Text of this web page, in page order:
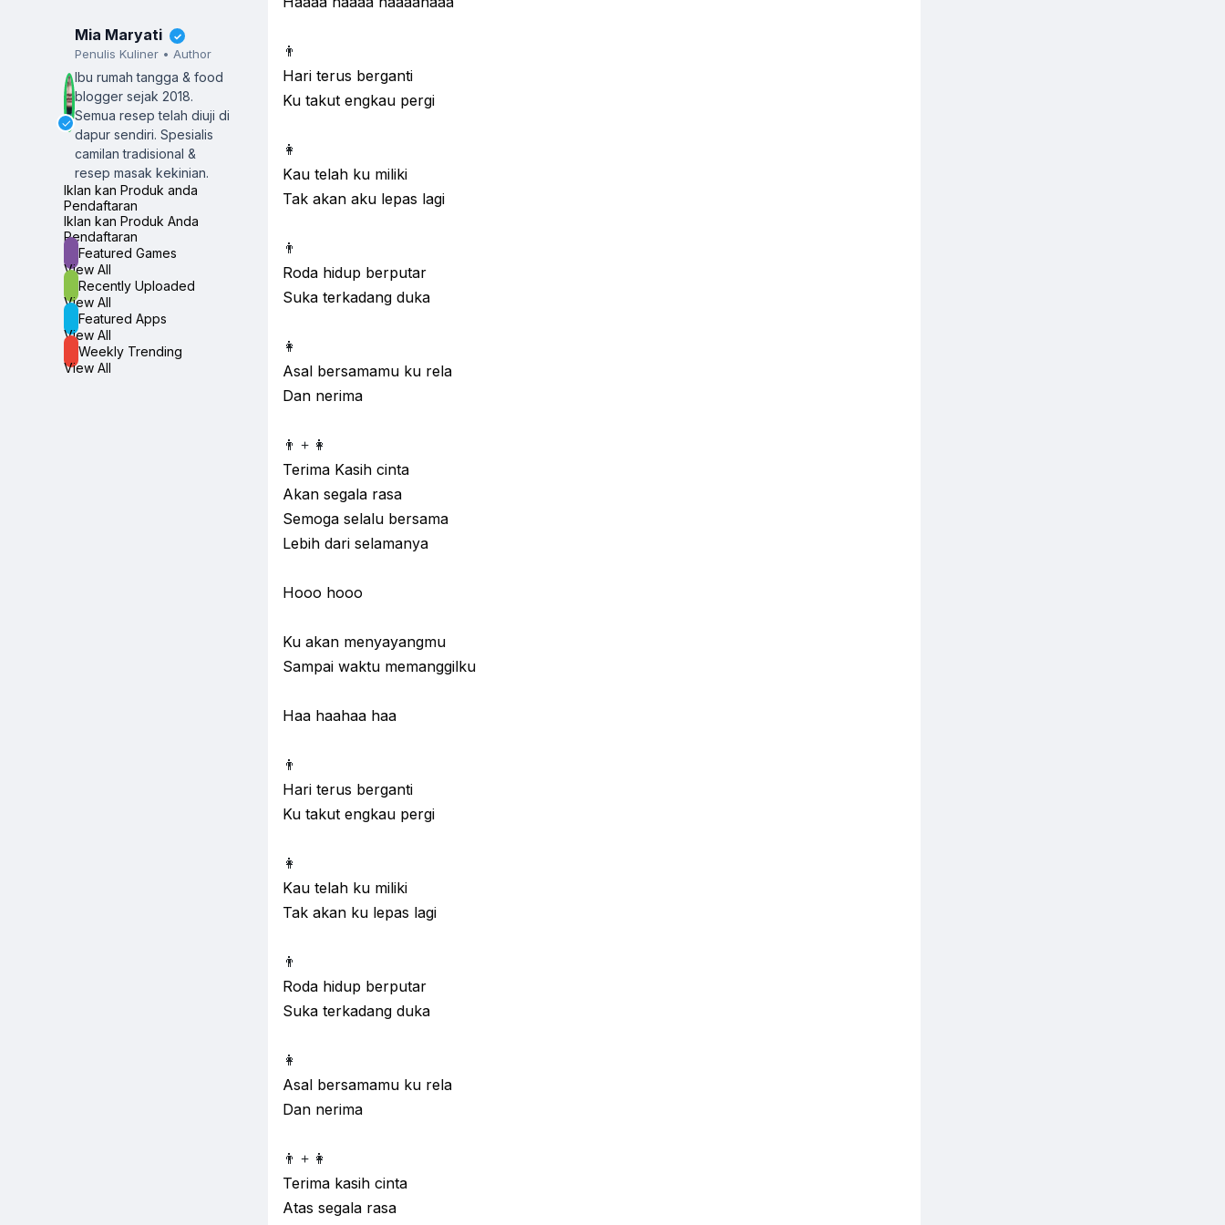
✓
Mia Maryati ✓
Penulis Kuliner • Author
Ibu rumah tangga & food
blogger sejak 2018.
Semua resep telah diuji di
dapur sendiri.Spesialis
camilan tradisional &
resep masak kekinian.
Iklan kan Produk anda
Pendaftaran
Iklan kan Produk Anda
Pendaftaran
Featured Games
View All
Recently Uploaded
View All
Featured Apps
View All
Weekly Trending
View All
👨
Hari terus berganti
Ku takut engkau pergi
👩
Kau telah ku miliki
Tak akan aku lepas lagi
👨
Roda hidup berputar
Suka terkadang duka
👩
Asal bersamamu ku rela
Dan nerima
👨 + 👩
Terima Kasih cinta
Akan segala rasa
Semoga selalu bersama
Lebih dari selamanya
Hooo hooo
Ku akan menyayangmu
Sampai waktu memanggilku
Haa haahaa haa
👨
Hari terus berganti
Ku takut engkau pergi
👩
Kau telah ku miliki
Tak akan ku lepas lagi
👨
Roda hidup berputar
Suka terkadang duka
👩
Asal bersamamu ku rela
Dan nerima
👨 + 👩
Terima kasih cinta
Atas segala rasa